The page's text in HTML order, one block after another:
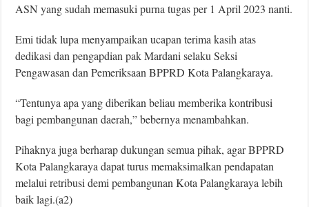
ASN yang sudah memasuki purna tugas per 1 April 2023 nanti.
Emi tidak lupa menyampaikan ucapan terima kasih atas
dedikasi dan pengapdian pak Mardani selaku Seksi
Pengawasan dan Pemeriksaan BPPRD Kota Palangkaraya.
“Tentunya apa yang diberikan beliau memberika kontribusi
bagi pembangunan daerah,” bebernya menambahkan.
Pihaknya juga berharap dukungan semua pihak, agar BPPRD
Kota Palangkaraya dapat turus memaksimalkan pendapatan
melalui retribusi demi pembangunan Kota Palangkaraya lebih
baik lagi.(a2)